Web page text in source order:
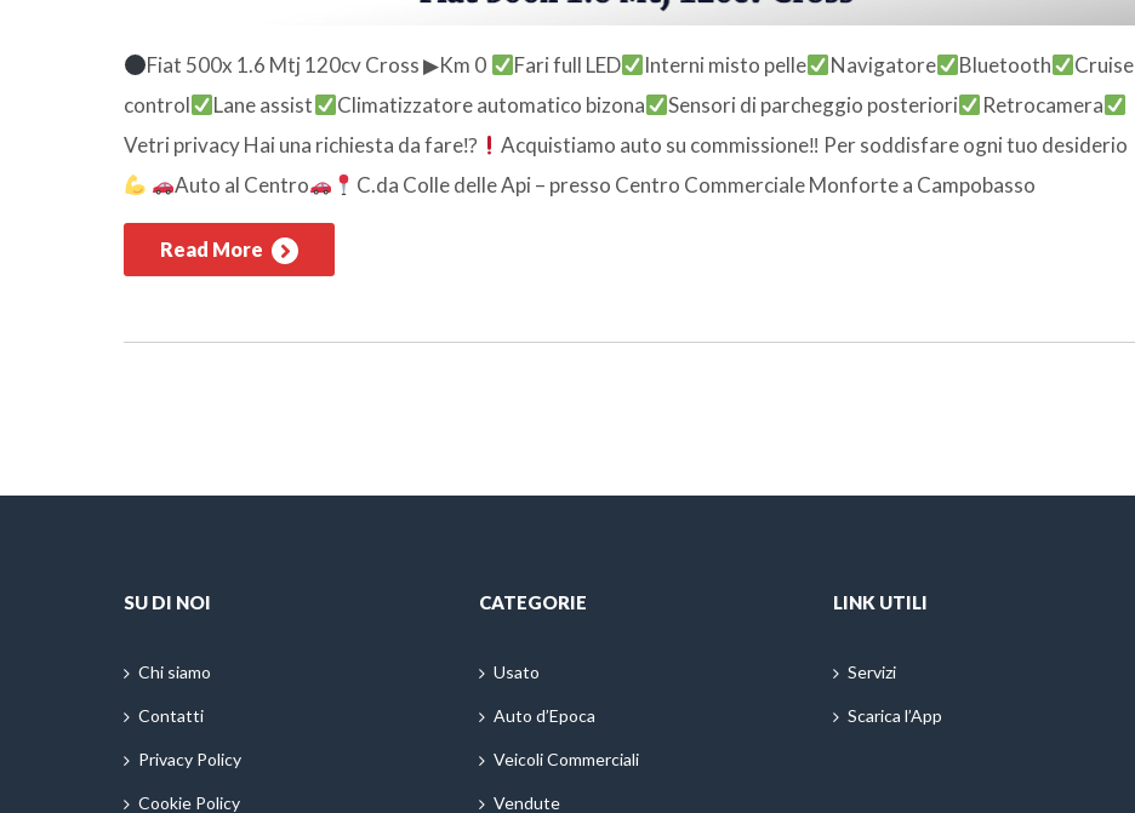
Fiat 500x 1.6 Mtj 120cv Cross ▶Km 0 Fari full LED Interni misto pelle Navigatore Bluetooth
Cruise
control
Lane assist Climatizzatore automatico bizona Sensori di parcheggio posteriori
Retrocamera
Vetri privacy Hai una richiesta da fare⁉
Acquistiamo auto su commissione‼ Per soddisfare ogni tuo desiderio
Auto al Centro
C.da Colle delle Api – presso Centro Commerciale Monforte a Campobasso
Read More
SU DI NOI
Chi siamo
Contatti
Privacy Policy
Cookie Policy
CATEGORIE
Usato
Auto d’Epoca
Veicoli Commerciali
Vendute
LINK UTILI
Servizi
Scarica l’App